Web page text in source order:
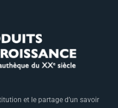
et le partage d’un savoir